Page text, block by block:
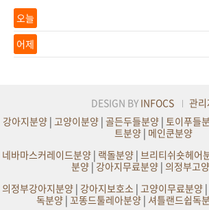
오늘
어제
DESIGN BY INFOCS
관
강아지분양 | 고양이분양 | 골든두들분양 | 토이푸들
트분양 | 메인쿤분양
네바마스커레이드분양| 랙돌분양| 브리티쉬숏헤어
분양|강아지무료분양| 의정부고
의정부강아지분양| 강아지보호소 | 고양이무료분양|
독분양 | 꼬똥드툴레아분양 | 셔틀랜드쉽독